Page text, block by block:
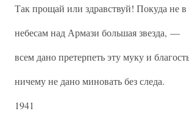
Так прощай или здравствуй! Покуда не в
небесам над Армази большая звезда, —
всем дано претерпеть эту муку и
ничему не дано миновать без следа.
1941